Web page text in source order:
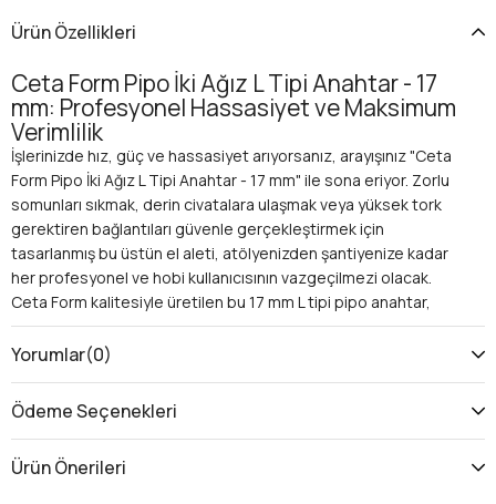
Ürün Özellikleri
Ceta Form Pipo İki Ağız L Tipi Anahtar - 17
mm: Profesyonel Hassasiyet ve Maksimum
Verimlilik
İşlerinizde hız, güç ve hassasiyet arıyorsanız, arayışınız "Ceta
Form Pipo İki Ağız L Tipi Anahtar - 17 mm" ile sona eriyor. Zorlu
somunları sıkmak, derin civatalara ulaşmak veya yüksek tork
gerektiren bağlantıları güvenle gerçekleştirmek için
tasarlanmış bu üstün el aleti, atölyenizden şantiyenize kadar
her profesyonel ve hobi kullanıcısının vazgeçilmezi olacak.
Ceta Form kalitesiyle üretilen bu 17 mm L tipi pipo anahtar,
ergonomik tasarımı ve çift taraflı kullanım avantajıyla iş
yükünüzü hafifletirken, işlerinizin kalitesini artırır.
Bu özel anahtar, sıradan lokma anahtarların ulaşamadığı veya
yeterli kaldıraç kuvveti sağlayamadığı durumlar için biçilmiş
Derin Erişim ve Üstün Kaldıraç:
Yorumlar(0)
Ödeme Seçenekleri
Ürün Önerileri